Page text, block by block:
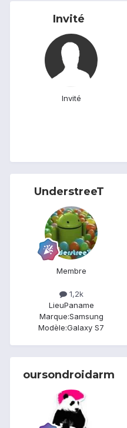
Invité
Invité
UnderstreeT
Membre
1,2k
LieuPaname
Marque:Samsung
Modèle:Galaxy S7
oursondroidarm